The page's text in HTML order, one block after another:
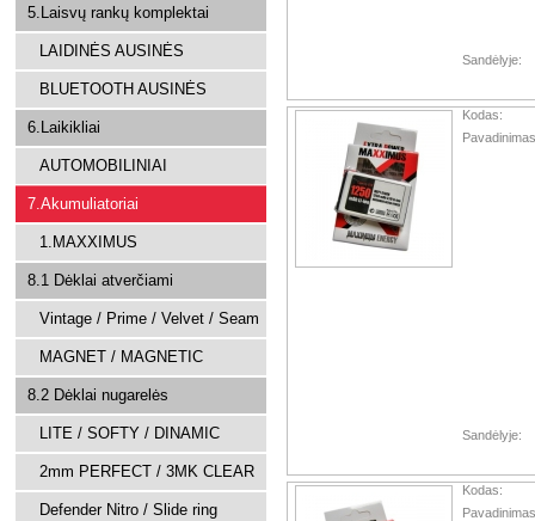
5.Laisvų rankų komplektai
LAIDINĖS AUSINĖS
BLUETOOTH AUSINĖS
6.Laikikliai
AUTOMOBILINIAI
7.Akumuliatoriai
1.MAXXIMUS
8.1 Dėklai atverčiami
Vintage / Prime / Velvet / Seam
MAGNET / MAGNETIC
8.2 Dėklai nugarelės
LITE / SOFTY / DINAMIC
2mm PERFECT / 3MK CLEAR
Defender Nitro / Slide ring
Sandėlyje:
Kodas:
Sandėlyje:
Kodas: